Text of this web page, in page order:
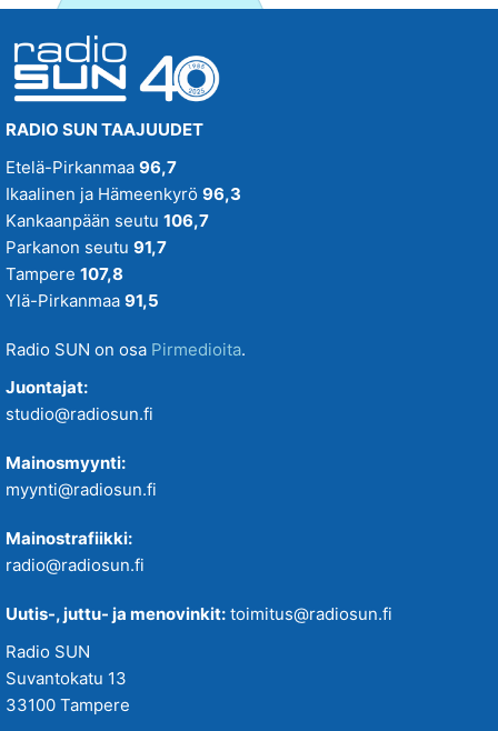
RADIO SUN TAAJUUDET
Etelä-Pirkanmaa 96,7
Ikaalinen ja Hämeenkyrö 96,3
Kankaanpään seutu 106,7
Parkanon seutu 91,7
Tampere 107,8
Ylä-Pirkanmaa 91,5
Radio SUN on osa Pirmedioita.
Juontajat:
studio@radiosun.fi
Mainosmyynti:
myynti@radiosun.fi
Mainostrafiikki:
radio@radiosun.fi
Uutis-, juttu- ja menovinkit: toimitus@radiosun.fi
Radio SUN
Suvantokatu 13
33100 Tampere